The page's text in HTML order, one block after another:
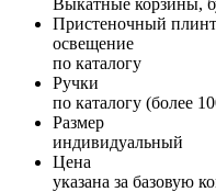
Пристеночный
освещение
по каталогу
Ручки
по каталогу (более
Размер
индивидуальный
Цена
указана за базовую